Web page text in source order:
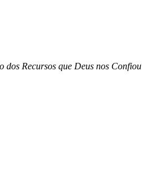
Recursos que Deus nos Confiou